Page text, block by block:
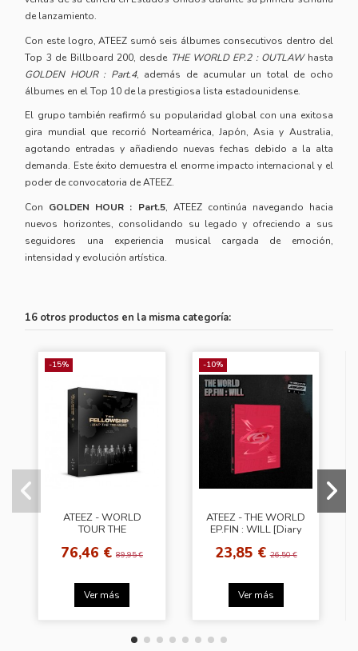
de lanzamiento.
Con este logro, ATEEZ sumó seis álbumes consecutivos dentro del
Top 3 de Billboard 200, desde THE WORLD EP.2 : OUTLAWhasta
GOLDEN HOUR : Part.4, además de acumular un total de ocho
álbumes en el Top 10 de la prestigiosa lista estadounidense.
El grupo también reafirmó su popularidad global con una exitosa
gira mundial que recorrió Norteamérica, Japón, Asia y Australia,
agotando entradas y añadiendo nuevas fechas debido a la alta
demanda. Este éxito demuestra el enorme impacto internacional y el
poder de convocatoria de ATEEZ.
Con GOLDEN HOUR : Part.5, ATEEZ continúa navegando hacia
nuevos horizontes, consolidando su legado y ofreciendo a sus
seguidores una experiencia musical cargada de emoción,
intensidad y evolución artística.
16 otros productos en la misma categoría:
-15%
ATEEZ - WORLD
TOUR THE
THE TREASURE
76,46 €89,95 €
Ver más
-10%
ATEEZ - THE WORLD
EP.FIN : WILL [Diary
23,85 €26,50 €
Ver más